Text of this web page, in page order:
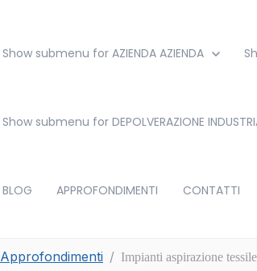
Show submenu for AZIENDA AZIENDA
Show submenu for DEPOLVERAZIONE
BLOG APPROFONDIMENTI CONTATTI
Approfondimenti Impianti aspirazione tessile